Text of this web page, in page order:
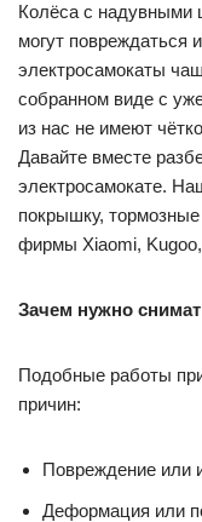
Колёса с надувными
могут повреждаться
электросамокаты
собранном виде с
из нас не имеют
Давайте вместе
электросамокате.
покрышку,
фирмы Xiaomi, Kugoo,
Зачем нужно
Подобные работы
причин:
Повреждение или
Деформация или